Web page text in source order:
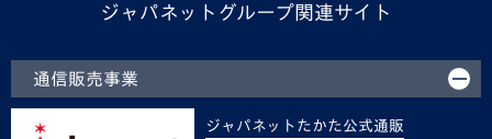
ジャパネットグループ関連サイト
通信販売事業
ジャパネットたかた公式通販